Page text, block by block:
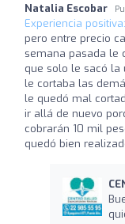
Natalia Escobar
Experiencia positiva:
pero entre precio
semana pasada le
que solo le sacó la
le cortaba las
le quedó mal
ir allá de nuevo
cobrarán 10 mil
quedó bien